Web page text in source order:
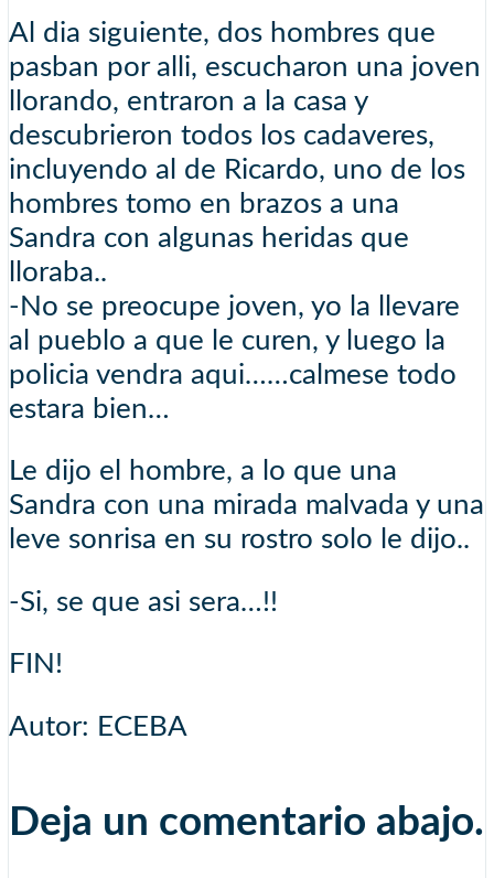
Al dia siguiente, dos hombres que
pasban por alli, escucharon una joven
llorando, entraron a la casa y
descubrieron todos los cadaveres,
incluyendo al de Ricardo, uno de los
hombres tomo en brazos a una
Sandra con algunas heridas que
lloraba..
-No se preocupe joven, yo la llevare
al pueblo a que le curen, y luego la
policia vendra aqui……calmese todo
estara bien…
Le dijo el hombre, a lo que una
Sandra con una mirada malvada y una
leve sonrisa en su rostro solo le dijo..
-Si, se que asi sera…!!
FIN!
Autor: ECEBA
Deja un comentario abajo.